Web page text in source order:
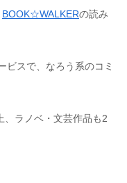
BOOK☆WALKERの読み
ビスで、なろう系のコミ
、ラノベ・文芸作品も2